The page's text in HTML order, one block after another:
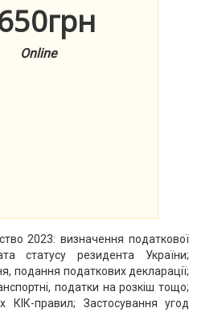
Online
2023: визначення податкової
статусу резидента України;
подання податкових декларації;
податки на розкіш тощо;
КІК-правил; Застосування угод